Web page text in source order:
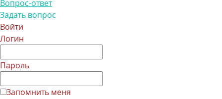
Вопрос-ответ
Задать вопрос
Войти
Логин
Пароль
Запомнить меня